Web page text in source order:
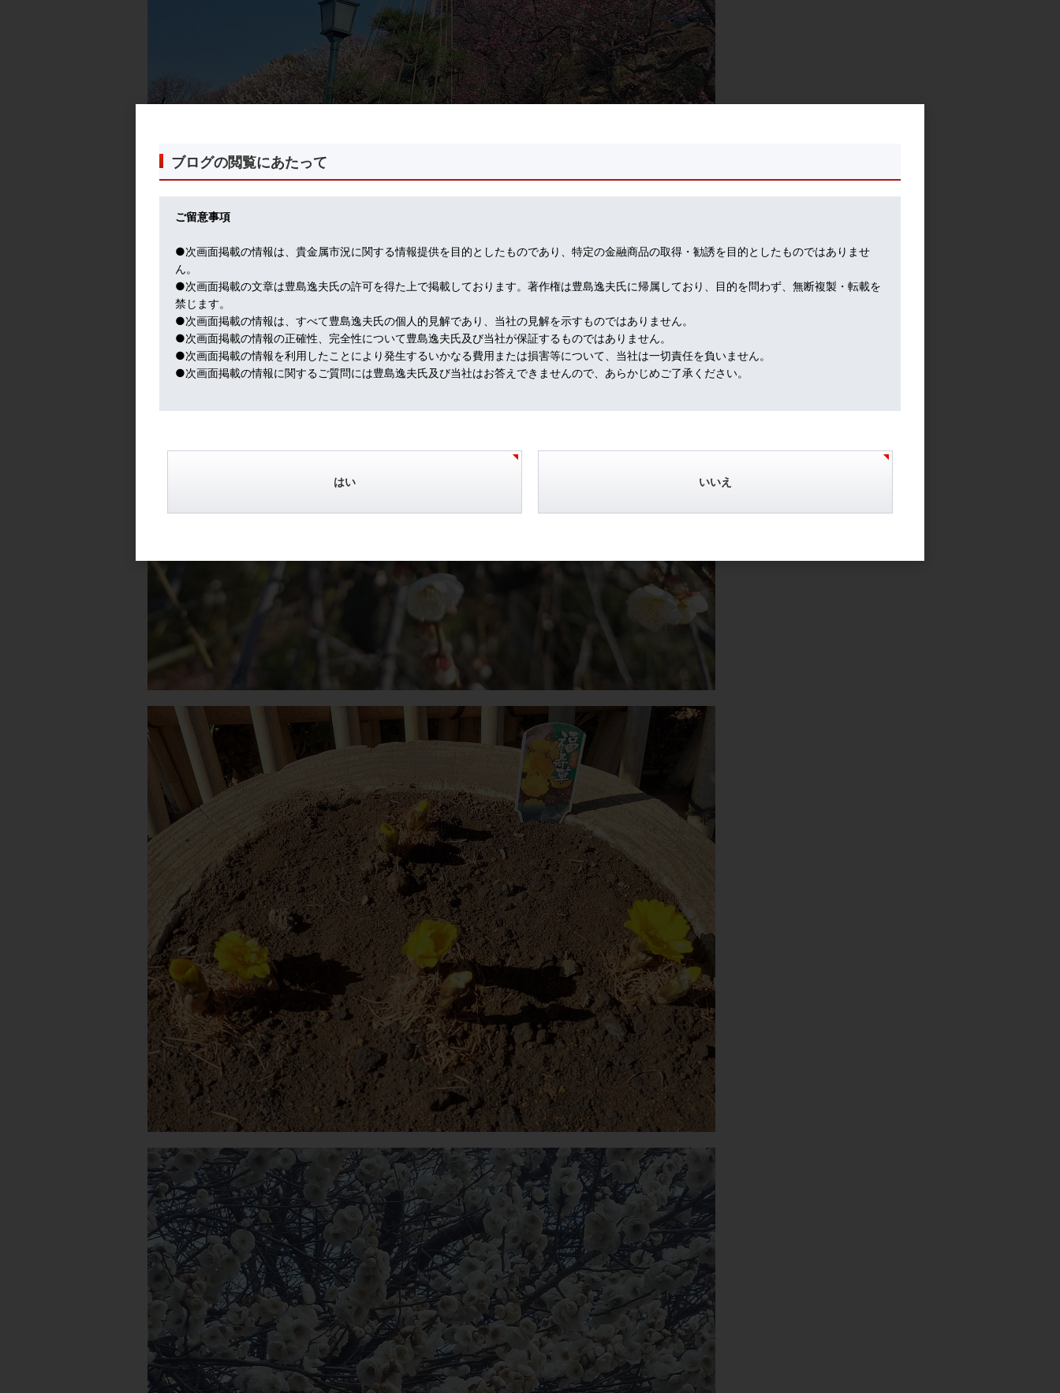
ブログの閲覧にあたって
ご留意事項
●次画面掲載の情報は、貴金属市況に関する情報提供を目的としたものであり、特定の金融商品の取得・勧誘を目的としたものではありませ
ん。
●次画面掲載の文章は豊島逸夫氏の許可を得た上で掲載しております。著作権は豊島逸夫氏に帰属しており、目的を問わず、無断複製・転載を
禁じます。
●次画面掲載の情報は、すべて豊島逸夫氏の個人的見解であり、当社の見解を示すものではありません。
●次画面掲載の情報の正確性、完全性について豊島逸夫氏及び当社が保証するものではありません。
●次画面掲載の情報を利用したことにより発生するいかなる費用または損害等について、当社は一切責任を負いません。
●次画面掲載の情報に関するご質問には豊島逸夫氏及び当社はお答えできませんので、あらかじめご了承ください。
はい いいえ